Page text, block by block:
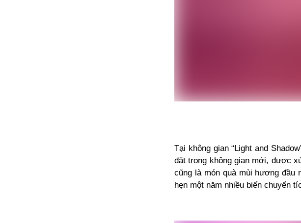
Tại không gian “Light and
đặt trong không gian mới, được
cũng là món quà mùi hương đầu
hẹn một năm nhiều biến chuyển